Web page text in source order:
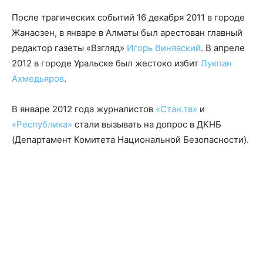
После трагических событий 16 декабря 2011 в городе
Жанаозен, в январе в Алматы был арестован главный
редактор газеты «Взгляд» Игорь Винявский. В апреле
2012 в городе Уральске был жестоко избит Лукпан
Ахмедьяров.
В январе 2012 года журналистов «Стан.тв» и
«Республика» стали вызывать на допрос в ДКНБ
(Департамент Комитета Национальной Безопасности).